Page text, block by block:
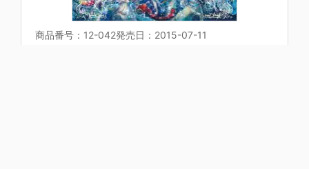
商品番号：12-042発売日：2015-07-11